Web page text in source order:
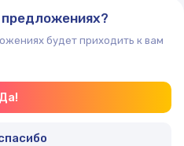
будет приходить к вам
Да!